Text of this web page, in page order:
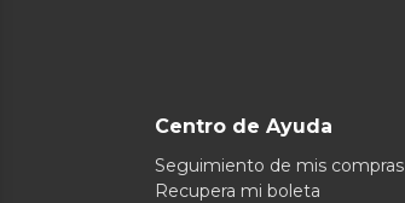
Centro de Ayuda
Seguimiento de mis compras
Recupera mi boleta